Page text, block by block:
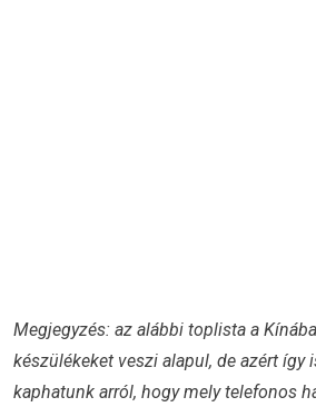
Megjegyzés: az alábbi toplista a
készülékeket veszi alapul, de azért így
kaphatunk arról, hogy mely telefonos